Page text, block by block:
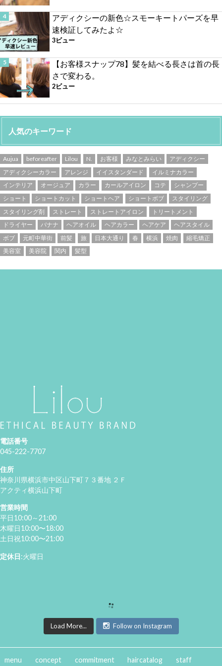
アディクシーの新色☆スモーキートパーズを早
速検証してみたよ☆
3ビュー
【お客様スナップ78】髪を結べる長さは首の長
さで変わる。
2ビュー
人気のキーワード
Aujua beforeafter Lilou N. お客様 みなとみらい
アディクシー
アディクシーカラー
アレンジ イイスタンダード
イルミナカラー
インテリア
オージュア カラー カールアイロン コテ
シャンプー
ショート
ショートカット ショートヘア ショートボブ
スタイリング
スタイリング剤
ストレート ストレートアイロン
トリートメント
ドライヤー
バナナ ヘアオイル ヘアカラー ヘアケア
ヘアスタイル
ボブ
元町中華街 前髪 旅 日本大通り 春 横浜 焼肉
縮毛矯正
美容室
美容院 関内 髪型
電話番号
045-222-7707
住所
神奈川県横浜市中区山下町７３番地 ２Ｆ
アクティ横浜山下町
営業時間
平日10:00～21:00
木曜日10:00〜18:00
土日祝10:00〜21:00
定休日:火曜日
Load More... Follow on Instagram
menu concept commitment haircatalog staff